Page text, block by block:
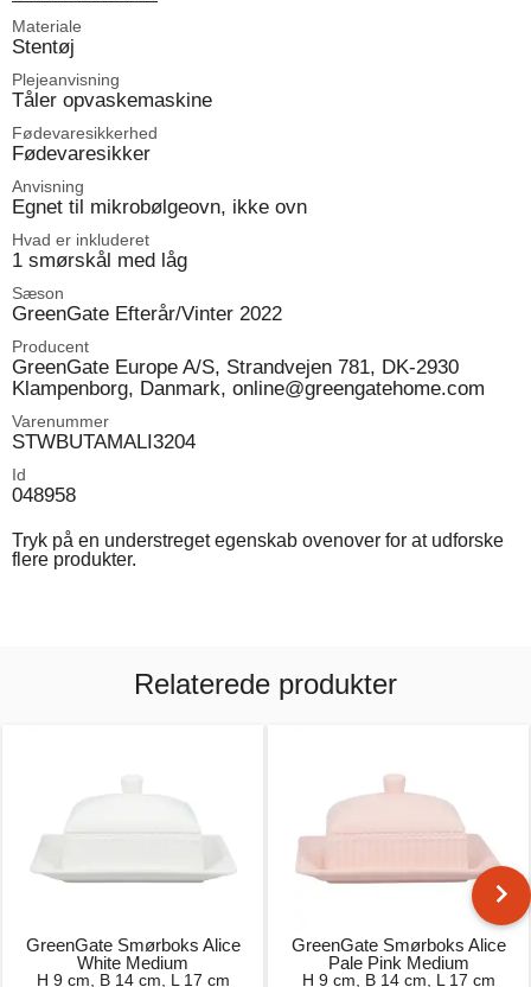
Materiale
Stentøj
Plejeanvisning
Tåler opvaskemaskine
Fødevaresikkerhed
Fødevaresikker
Anvisning
Egnet til mikrobølgeovn, ikke ovn
Hvad er inkluderet
1 smørskål med låg
Sæson
GreenGate Efterår/Vinter 2022
Producent
GreenGate Europe A/S, Strandvejen 781, DK-2930
Klampenborg, Danmark, online@greengatehome.com
Varenummer
STWBUTAMALI3204
Id
048958
Tryk på en understreget egenskab ovenover for at udforske
flere produkter.
Relaterede produkter
GreenGate Smørboks Alice
White Medium
H 9 cm, B 14 cm, L 17 cm
GreenGate Smørboks Alice
Pale Pink Medium
H 9 cm, B 14 cm, L 17 cm